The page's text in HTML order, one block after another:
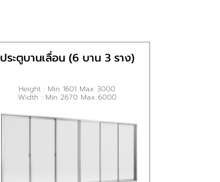
ประตูบานเลื่อน (6 บาน 3 ราง)
Height : Min 1601 Max 3000
Width : Min 2670 Max 6000